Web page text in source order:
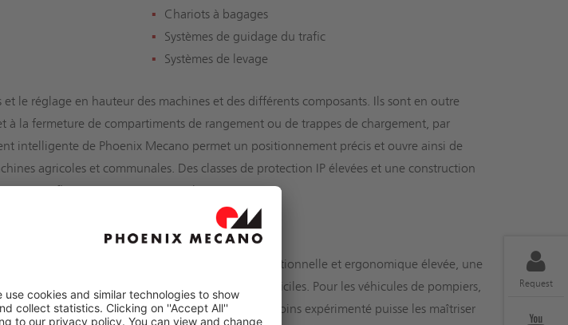
Request
Chariots à bagages
Systèmes de guidage du trafic
Systèmes de levage
le réglage en hauteur des machines et des différents composants. Ils sont en outre
à la fermeture de compartiments de rangement ou de trappes de chargement, par
intelligente de Phoenix Mecano permet un positionnement précis et ouvre ainsi de
agricoles et communales. Des classes de protection IP élevées et une construction
aux influences environnementales extrêmes.
et Off-Highway
travail et de transport moderne : une qualité fonctionnelle et ergonomique élevée, une
même dans des conditions d'utilisation difficiles. Pour les véhicules de pompiers,
il est en outre important que le personnel moins expérimenté puisse les maîtriser